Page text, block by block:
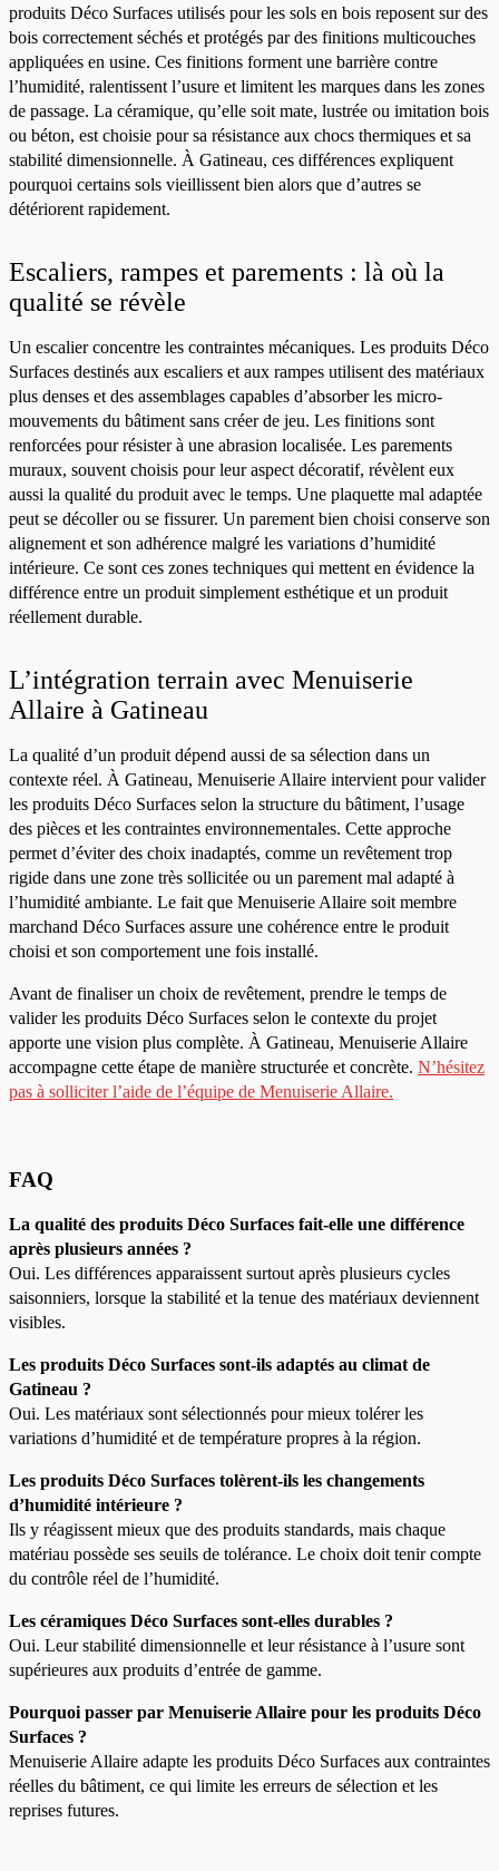
produits Déco Surfaces utilisés pour les sols en bois reposent sur des
bois correctement séchés et protégés par des finitions multicouches
appliquées en usine. Ces finitions forment une barrière contre
l’humidité, ralentissent l’usure et limitent les marques dans les zones
de passage. La céramique, qu’elle soit mate, lustrée ou imitation bois
ou béton, est choisie pour sa résistance aux chocs thermiques et sa
stabilité dimensionnelle. À Gatineau, ces différences expliquent
pourquoi certains sols vieillissent bien alors que d’autres se
détériorent rapidement.
Escaliers, rampes et parements : là où la
qualité se révèle
Un escalier concentre les contraintes mécaniques. Les produits Déco
Surfaces destinés aux escaliers et aux rampes utilisent des matériaux
plus denses et des assemblages capables d’absorber les micro-
mouvements du bâtiment sans créer de jeu. Les finitions sont
renforcées pour résister à une abrasion localisée. Les parements
muraux, souvent choisis pour leur aspect décoratif, révèlent eux
aussi la qualité du produit avec le temps. Une plaquette mal adaptée
peut se décoller ou se fissurer. Un parement bien choisi conserve son
alignement et son adhérence malgré les variations d’humidité
intérieure. Ce sont ces zones techniques qui mettent en évidence la
différence entre un produit simplement esthétique et un produit
réellement durable.
L’intégration terrain avec Menuiserie
Allaire à Gatineau
La qualité d’un produit dépend aussi de sa sélection dans un
contexte réel. À Gatineau, Menuiserie Allaire intervient pour valider
les produits Déco Surfaces selon la structure du bâtiment, l’usage
des pièces et les contraintes environnementales. Cette approche
permet d’éviter des choix inadaptés, comme un revêtement trop
rigide dans une zone très sollicitée ou un parement mal adapté à
l’humidité ambiante. Le fait que Menuiserie Allaire soit membre
marchand Déco Surfaces assure une cohérence entre le produit
choisi et son comportement une fois installé.
Avant de finaliser un choix de revêtement, prendre le temps de
valider les produits Déco Surfaces selon le contexte du projet
apporte une vision plus complète. À Gatineau, Menuiserie Allaire
accompagne cette étape de manière structurée et concrète. N’hésitez
pas à solliciter l’aide de l’équipe de Menuiserie Allaire.
FAQ
La qualité des produits Déco Surfaces fait-elle une différence
après plusieurs années ?
Oui. Les différences apparaissent surtout après plusieurs cycles
saisonniers, lorsque la stabilité et la tenue des matériaux deviennent
visibles.
Les produits Déco Surfaces sont-ils adaptés au climat de
Gatineau ?
Oui. Les matériaux sont sélectionnés pour mieux tolérer les
variations d’humidité et de température propres à la région.
Les produits Déco Surfaces tolèrent-ils les changements
d’humidité intérieure ?
Ils y réagissent mieux que des produits standards, mais chaque
matériau possède ses seuils de tolérance. Le choix doit tenir compte
du contrôle réel de l’humidité.
Les céramiques Déco Surfaces sont-elles durables ?
Oui. Leur stabilité dimensionnelle et leur résistance à l’usure sont
supérieures aux produits d’entrée de gamme.
Pourquoi passer par Menuiserie Allaire pour les produits Déco
Surfaces ?
Menuiserie Allaire adapte les produits Déco Surfaces aux contraintes
réelles du bâtiment, ce qui limite les erreurs de sélection et les
reprises futures.